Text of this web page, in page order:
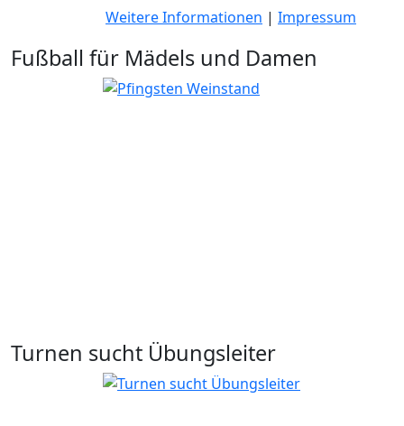
Fußball für Mädels und Damen
Turnen sucht Übungsleiter
Weitere Informationen | Impressum